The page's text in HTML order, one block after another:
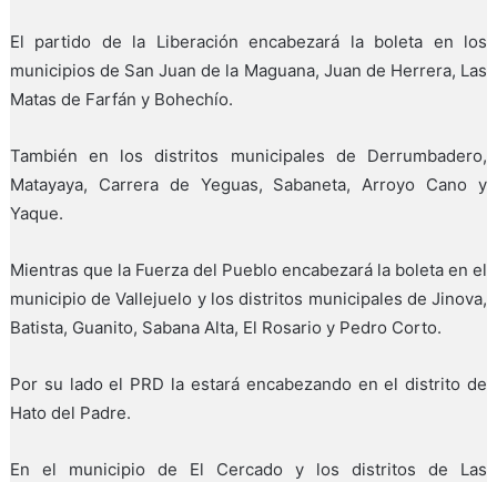
El partido de la Liberación encabezará la boleta en los
municipios de San Juan de la Maguana, Juan de Herrera, Las
Matas de Farfán y Bohechío.
También en los distritos municipales de Derrumbadero,
Matayaya, Carrera de Yeguas, Sabaneta, Arroyo Cano y
Yaque.
Mientras que la Fuerza del Pueblo encabezará la boleta en el
municipio de Vallejuelo y los distritos municipales de Jinova,
Batista, Guanito, Sabana Alta, El Rosario y Pedro Corto.
Por su lado el PRD la estará encabezando en el distrito de
Hato del Padre.
En el municipio de El Cercado y los distritos de Las